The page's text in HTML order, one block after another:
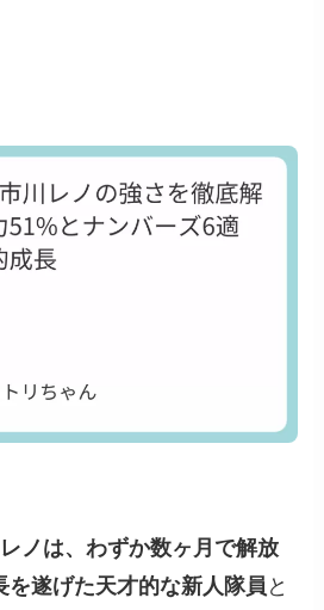
ノは、わずか数ヶ月で解放
を遂げた天才的な新人隊員 と